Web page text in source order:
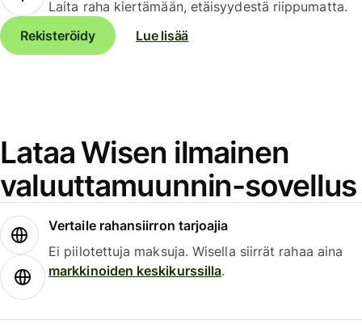
Laita raha kiertämään, etäisyydestä riippumatta.
Rekisteröidy
Lue lisää
Lataa Wisen ilmainen
valuuttamuunnin-sovellus
Vertaile rahansiirron tarjoajia
Ei piilotettuja maksuja. Wisella siirrät rahaa aina
markkinoiden keskikurssilla.